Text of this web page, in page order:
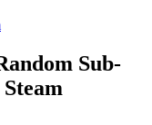
Sub-